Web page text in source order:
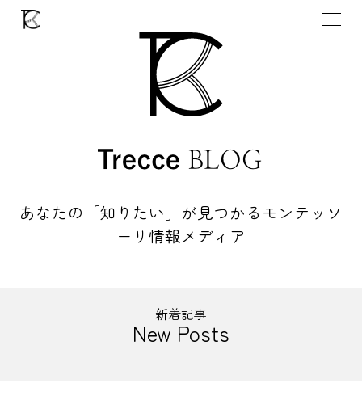
あなたの「知りたい」が見つかるモンテッソ
ーリ情報メディア
新着記事
New Posts